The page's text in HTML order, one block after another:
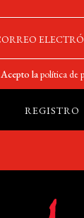
Acepto lapolítica de